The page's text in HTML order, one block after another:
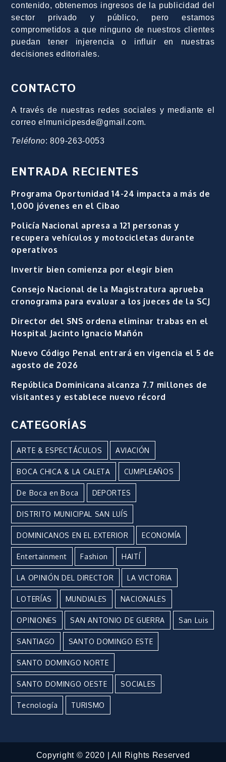
contenido, obtenemos ingresos de la publicidad del
sector privado y público, pero estamos
comprometidos a que ninguno de nuestros clientes
puedan tener injerencia o influir en nuestras
decisiones editoriales.
CONTACTO
A través de nuestras redes sociales y mediante el
correo elmunicipesde@gmail.com.
Teléfono: 809-263-0053
ENTRADA RECIENTES
Programa Oportunidad 14-24 impacta a más de
1,000 jóvenes en el Cibao
Policía Nacional apresa a 121 personas y
recupera vehículos y motocicletas durante
operativos
Invertir bien comienza por elegir bien
Consejo Nacional de la Magistratura aprueba
cronograma para evaluar a los jueces de la SCJ
Director del SNS ordena eliminar trabas en el
Hospital Jacinto Ignacio Mañón
Nuevo Código Penal entrará en vigencia el 5 de
agosto de 2026
República Dominicana alcanza 7.7 millones de
visitantes y establece nuevo récord
CATEGORÍAS
ARTE & ESPECTÁCULOS AVIACIÓN
BOCA CHICA & LA CALETA CUMPLEAÑOS
De Boca en Boca DEPORTES
DISTRITO MUNICIPAL SAN LUÍS
DOMINICANOS EN EL EXTERIOR ECONOMÍA
Entertainment Fashion HAITÍ
LA OPINIÓN DEL DIRECTOR LA VICTORIA
LOTERÍAS MUNDIALES NACIONALES
OPINIONES SAN ANTONIO DE GUERRA San Luis
SANTIAGO SANTO DOMINGO ESTE
SANTO DOMINGO NORTE
SANTO DOMINGO OESTE SOCIALES
Tecnología TURISMO
Copyright © 2020 | All Rights Reserved